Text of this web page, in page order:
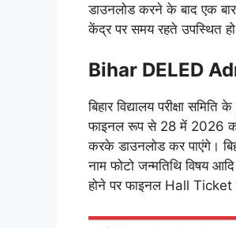
डाउनलोड करने के बाद एक
केंद्र पर समय रहते उपस्थित
Bihar DELED
बिहार विद्यालय परीक्षा
फाइनल रूप से 28 में 2026 को
करके डाउनलोड कर पाएंगे।
नाम फोटो जन्मतिथि विषय
होने पर फाइनल Hall Ticket